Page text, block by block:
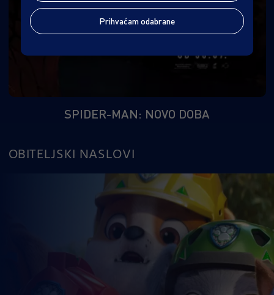
SPIDER-MAN: NOVO DOBA
OBITELJSKI NASLOVI
Prihvaćam odabrane